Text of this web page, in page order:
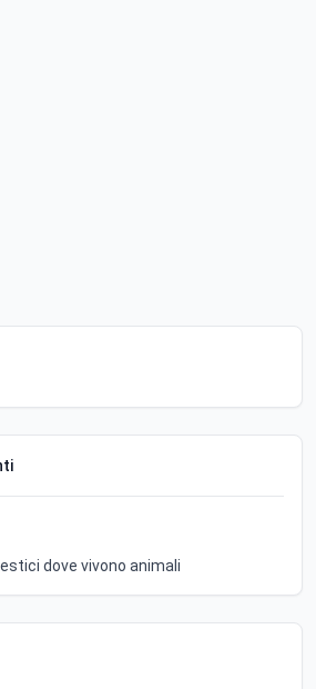
dove vivono animali